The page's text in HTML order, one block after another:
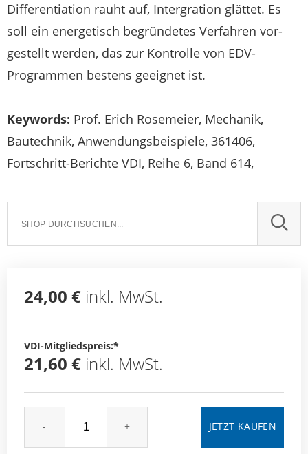
Differentiation rauht auf, Intergration glättet. Es
soll ein energetisch begründetes Verfahren vor­
gestellt werden, das zur Kontrolle von EDV-
Programmen bestens geeignet ist.
Keywords: Prof. Erich Rosemeier, Mechanik,
Bautechnik, Anwendungsbeispiele, 361406,
Fortschritt-Berichte VDI, Reihe 6, Band 614,
24,00 € inkl. MwSt.
VDI-Mitgliedspreis:*
21,60 € inkl. MwSt.
- +